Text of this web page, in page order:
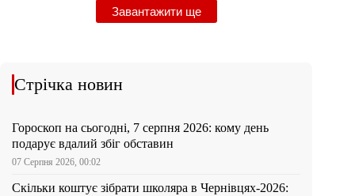
Завантажити ще
Стрічка новин
Гороскоп на сьогодні, 7 серпня 2026: кому день
подарує вдалий збіг обставин
07 Серпня 2026, 00:02
Скільки коштує зібрати школяра в Чернівцях-2026: